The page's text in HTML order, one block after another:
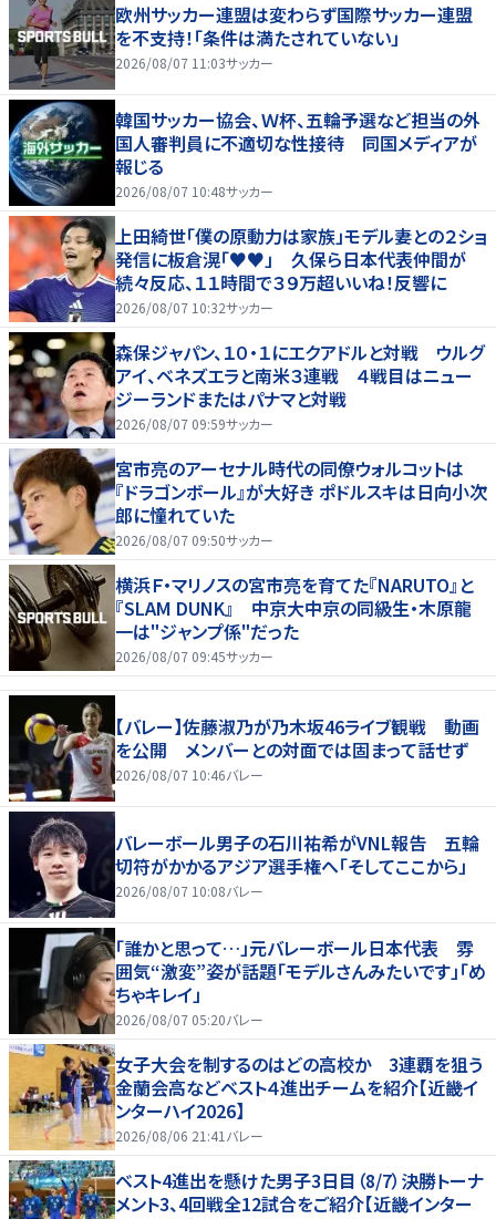
欧州サッカー連盟は変わらず国際サッカー連盟
を不支持！「条件は満たされていない」
2026/08/07 11:03サッカー
韓国サッカー協会、Ｗ杯、五輪予選など担当の外
国人審判員に不適切な性接待 同国メディアが
報じる
2026/08/07 10:48サッカー
上田綺世「僕の原動力は家族」モデル妻との２ショ
発信に板倉滉「♥♥」 久保ら日本代表仲間が
続々反応、１１時間で３９万超いいね！反響に
2026/08/07 10:32サッカー
森保ジャパン、１０・１にエクアドルと対戦 ウルグ
アイ、ベネズエラと南米３連戦 ４戦目はニュー
ジーランドまたはパナマと対戦
2026/08/07 09:59サッカー
宮市亮のアーセナル時代の同僚ウォルコットは
『ドラゴンボール』が大好き ポドルスキは日向小次
郎に憧れていた
2026/08/07 09:50サッカー
横浜Ｆ・マリノスの宮市亮を育てた『NARUTO』と
『SLAM DUNK』 中京大中京の同級生・木原龍
一は"ジャンプ係"だった
2026/08/07 09:45サッカー
【バレー】佐藤淑乃が乃木坂46ライブ観戦 動画
を公開 メンバーとの対面では固まって話せず
2026/08/07 10:46バレー
バレーボール男子の石川祐希がVNL報告 五輪
切符がかかるアジア選手権へ「そしてここから」
2026/08/07 10:08バレー
「誰かと思って…」元バレーボール日本代表 雰
囲気“激変”姿が話題「モデルさんみたいです」「め
ちゃキレイ」
2026/08/07 05:20バレー
女子大会を制するのはどの高校か 3連覇を狙う
金蘭会高などベスト４進出チームを紹介【近畿イ
ンターハイ2026】
2026/08/06 21:41 バレー
ベスト4進出を懸けた男子3日目（8/7）決勝トーナ
メント3、4回戦全12試合をご紹介【近畿インター